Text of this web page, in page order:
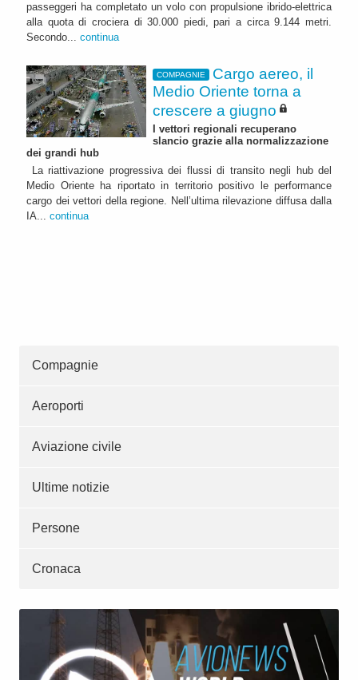
passeggeri ha completato un volo con propulsione ibrido-elettrica
alla quota di crociera di 30.000 piedi, pari a circa 9.144 metri.
Secondo... continua
COMPAGNIE
Cargo aereo, il
Medio Oriente torna a
crescere a giugno
I vettori regionali recuperano
slancio grazie alla normalizzazione
dei grandi hub
La riattivazione progressiva dei flussi di transito negli hub del
Medio Oriente ha riportato in territorio positivo le performance
cargo dei vettori della regione. Nell’ultima rilevazione diffusa dalla
IA... continua
Compagnie
Aeroporti
Aviazione civile
Ultime notizie
Persone
Cronaca